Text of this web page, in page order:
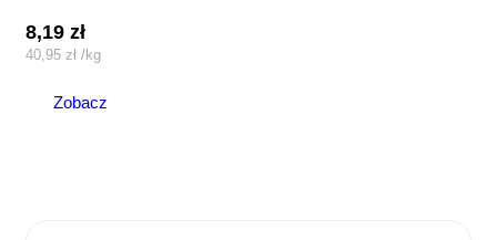
8,19zł
40,95 zł /kg
Zobacz